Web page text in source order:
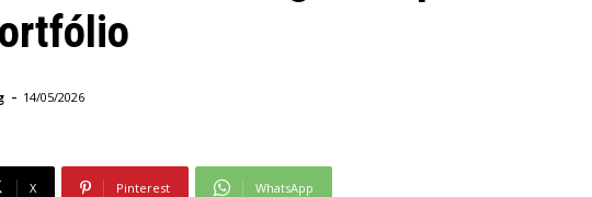
- 14/05/2026
X Pinterest WhatsApp